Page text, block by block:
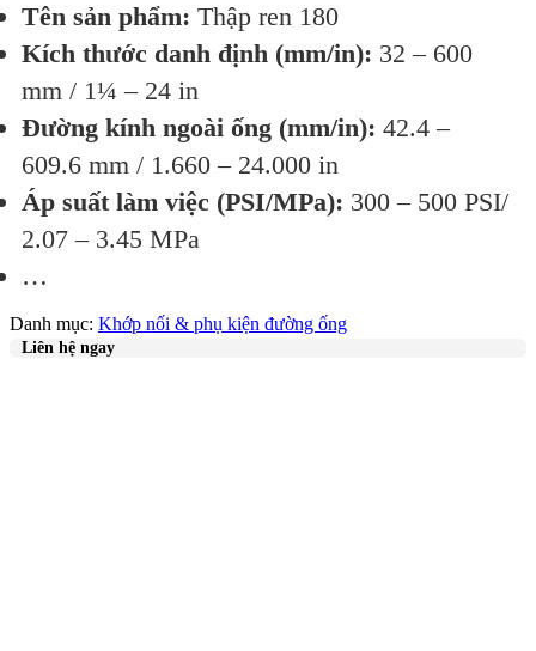
Tên sản phẩm: Thập ren 180
Kích thước danh định (mm/in): 32 – 600
mm / 1¼ – 24 in
Đường kính ngoài ống (mm/in): 42.4 –
609.6 mm / 1.660 – 24.000 in
Áp suất làm việc (PSI/MPa): 300 – 500 PSI/
2.07 – 3.45 MPa
…
Danh mục: Khớp nối & phụ kiện đường ống
Liên hệ ngay